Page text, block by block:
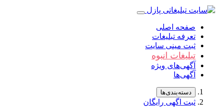
صفحه اصلی
تعرفه تبلیغات
ثبت مینی سایت
تبلیغات انبوه
آگهی‌های ویژه
آگهی‌ها
دسته‌بندی‌ها
ثبت اگهی رایگان